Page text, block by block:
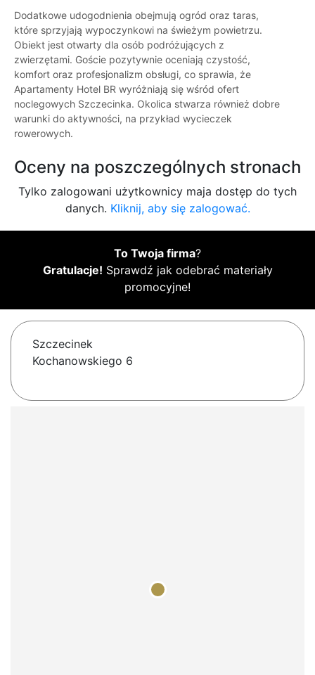
Dodatkowe udogodnienia obejmują ogród oraz taras,
które sprzyjają wypoczynkowi na świeżym powietrzu.
Obiekt jest otwarty dla osób podróżujących z
zwierzętami. Goście pozytywnie oceniają czystość,
komfort oraz profesjonalizm obsługi, co sprawia, że
Apartamenty Hotel BR wyróżniają się wśród ofert
noclegowych Szczecinka. Okolica stwarza również dobre
warunki do aktywności, na przykład wycieczek
rowerowych.
Oceny na poszczególnych stronach
Tylko zalogowani użytkownicy maja dostęp do tych
danych. Kliknij, aby się zalogować.
To Twoja firma?
Gratulacje! Sprawdź jak odebrać materiały
promocyjne!
Szczecinek
Kochanowskiego 6